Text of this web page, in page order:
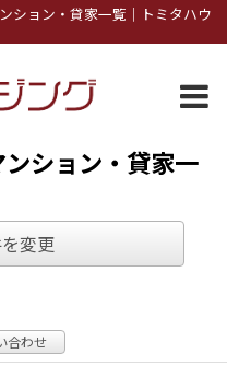
ション・貸家一覧｜トミタハウ
ション・貸家一
変更
合わせ